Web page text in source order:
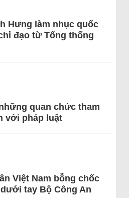
Hưng làm nhục quốc
đạo từ Tổng thống
quan chức tham
với pháp luật
Việt Nam bỗng chốc
tay Bộ Công An